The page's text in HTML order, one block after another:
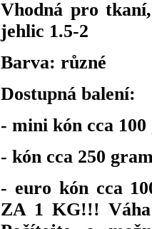
Vhodná pro
jehlic 1.5-2
Barva: různé
Dostupná balení:
- mini kón cca
- kón cca 250
- euro kón cca
ZA 1 KG!!!